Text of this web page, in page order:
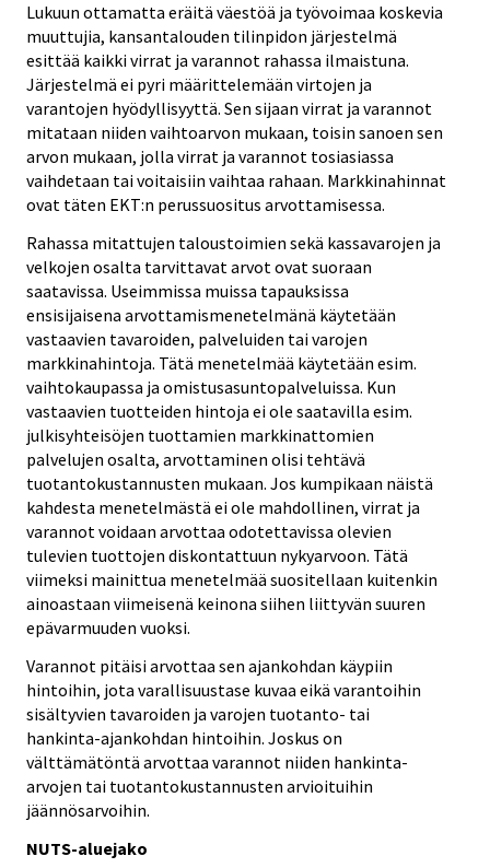
Lukuun ottamatta eräitä väestöä ja työvoimaa koskevia
muuttujia, kansantalouden tilinpidon järjestelmä
esittää kaikki virrat ja varannot rahassa ilmaistuna.
Järjestelmä ei pyri määrittelemään virtojen ja
varantojen hyödyllisyyttä. Sen sijaan virrat ja varannot
mitataan niiden vaihtoarvon mukaan, toisin sanoen sen
arvon mukaan, jolla virrat ja varannot tosiasiassa
vaihdetaan tai voitaisiin vaihtaa rahaan. Markkinahinnat
ovat täten EKT:n perussuositus arvottamisessa.
Rahassa mitattujen taloustoimien sekä kassavarojen ja
velkojen osalta tarvittavat arvot ovat suoraan
saatavissa. Useimmissa muissa tapauksissa
ensisijaisena arvottamismenetelmänä käytetään
vastaavien tavaroiden, palveluiden tai varojen
markkinahintoja. Tätä menetelmää käytetään esim.
vaihtokaupassa ja omistusasuntopalveluissa. Kun
vastaavien tuotteiden hintoja ei ole saatavilla esim.
julkisyhteisöjen tuottamien markkinattomien
palvelujen osalta, arvottaminen olisi tehtävä
tuotantokustannusten mukaan. Jos kumpikaan näistä
kahdesta menetelmästä ei ole mahdollinen, virrat ja
varannot voidaan arvottaa odotettavissa olevien
tulevien tuottojen diskontattuun nykyarvoon. Tätä
viimeksi mainittua menetelmää suositellaan kuitenkin
ainoastaan viimeisenä keinona siihen liittyvän suuren
epävarmuuden vuoksi.
Varannot pitäisi arvottaa sen ajankohdan käypiin
hintoihin, jota varallisuustase kuvaa eikä varantoihin
sisältyvien tavaroiden ja varojen tuotanto- tai
hankinta-ajankohdan hintoihin. Joskus on
välttämätöntä arvottaa varannot niiden hankinta-
arvojen tai tuotantokustannusten arvioituihin
jäännösarvoihin.
NUTS-aluejako